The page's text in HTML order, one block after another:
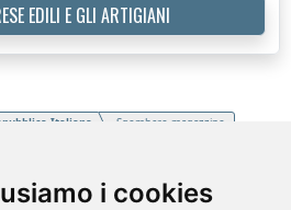
i cookies
EDILI E GLI ARTIGIANI
Italiana Sgombero magazzino